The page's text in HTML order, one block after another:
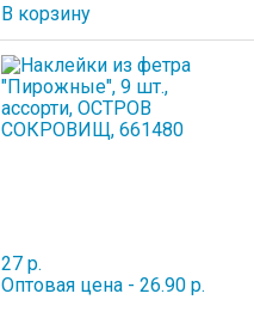
В корзину
27 р.
Оптовая цена - 26.90 р.